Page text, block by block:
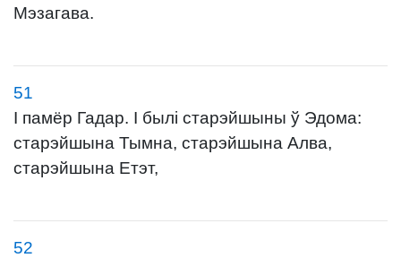
Мэзагава.
51
І памёр Гадар. І былі старэйшыны ў Эдома:
старэйшына Тымна, старэйшына Алва,
старэйшына Етэт,
52